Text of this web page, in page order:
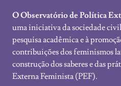
O Observatório de Política
uma iniciativa da sociedade
pesquisa acadêmica e à
contribuições dos feminismos
construção dos saberes e das
Externa Feminista (PEF).